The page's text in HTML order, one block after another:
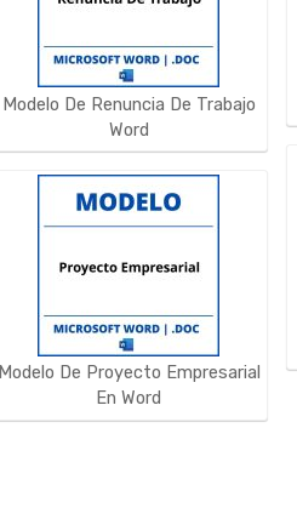
Modelo De Renuncia De Trabajo
Word
Modelo De Proyecto Empresarial
En Word